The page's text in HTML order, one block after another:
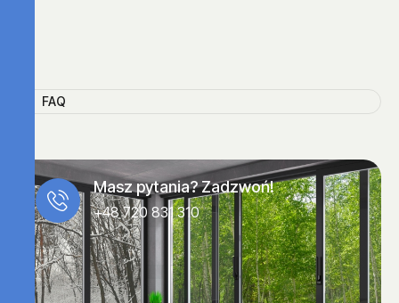
FAQ
Masz pytania? Zadzwoń!
+48 720 831 310